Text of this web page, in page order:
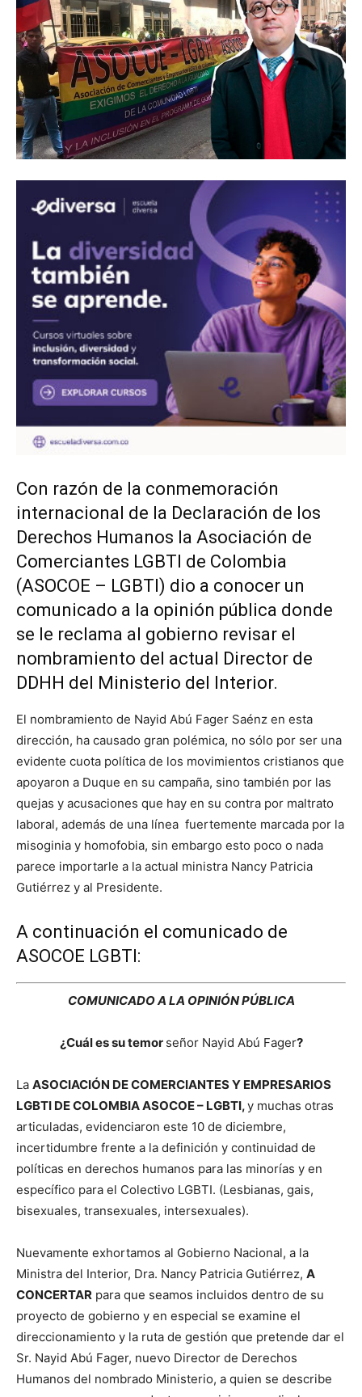
Con razón de la conmemoración
internacional de la Declaración de los
Derechos Humanos la Asociación de
Comerciantes LGBTI de Colombia
(ASOCOE – LGBTI) dio a conocer un
comunicado a la opinión pública donde
se le reclama al gobierno revisar el
nombramiento del actual Director de
DDHH del Ministerio del Interior.
El nombramiento de Nayid Abú Fager Saénz en esta
dirección, ha causado gran polémica, no sólo por ser una
evidente cuota política de los movimientos cristianos que
apoyaron a Duque en su campaña, sino también por las
quejas y acusaciones que hay en su contra por maltrato
laboral, además de una línea fuertemente marcada por la
misoginia y homofobia, sin embargo esto poco o nada
parece importarle a la actual ministra Nancy Patricia
Gutiérrez y al Presidente.
A continuación el comunicado de
ASOCOE LGBTI:
COMUNICADO A LA OPINIÓN PÚBLICA
¿Cuál es su temor señor Nayid Abú Fager?
La ASOCIACIÓN DE COMERCIANTES Y EMPRESARIOS
LGBTI DE COLOMBIA ASOCOE – LGBTI,y muchas otras
articuladas, evidenciaron este 10 de diciembre,
incertidumbre frente a la definición y continuidad de
políticas en derechos humanos para las minorías y en
específico para el Colectivo LGBTI. (Lesbianas, gais,
bisexuales, transexuales, intersexuales).
Nuevamente exhortamos al Gobierno Nacional, a la
Ministra del Interior, Dra. Nancy Patricia Gutiérrez, A
CONCERTAR para que seamos incluidos dentro de su
proyecto de gobierno y en especial se examine el
direccionamiento y la ruta de gestión que pretende dar el
Sr. Nayid Abú Fager, nuevo Director de Derechos
Humanos del nombrado Ministerio, a quien se describe